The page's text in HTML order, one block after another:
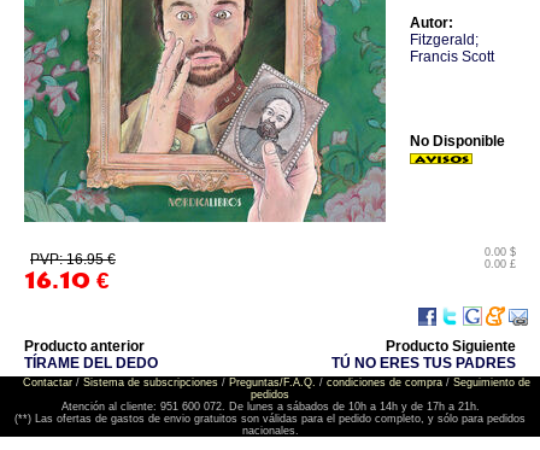
Autor:
Fitzgerald;
Francis Scott
PVP: 16.95 €
16.10 €
0.00 $
0.00 £
No Disponible
Producto anterior
TÍRAME DEL DEDO
Producto Siguiente
TÚ NO ERES TUS PADRES
Contactar/ Sistema de subscripciones/ Preguntas/F.A.Q. / condiciones de compra/ Seguimiento de
pedidos
Atención al cliente: 951 600 072. De lunes a sábados de 10h a 14h y de 17h a 21h.
(**) Las ofertas de gastos de envio gratuitos son válidas para el pedido completo, y sólo para pedidos
nacionales.